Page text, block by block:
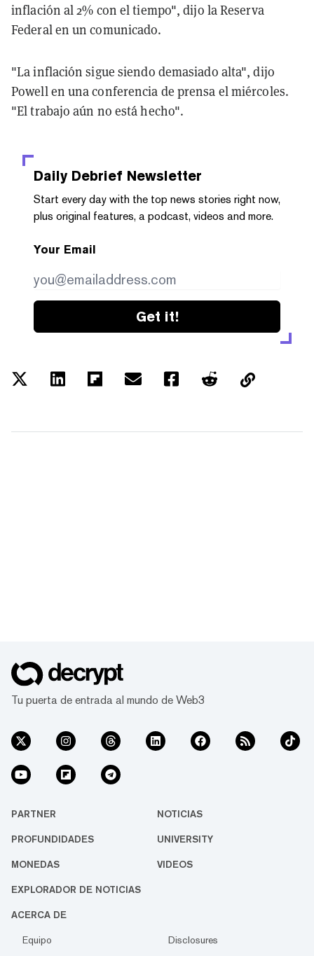
inflación al 2% con el tiempo", dijo la Reserva
Federal en un comunicado.
"La inflación sigue siendo demasiado alta", dijo
Powell en una conferencia de prensa el miércoles.
"El trabajo aún no está hecho".
Daily Debrief Newsletter
Start every day with the top news stories right now,
plus original features, a podcast, videos and more.
Your Email
Get it!
Tu puerta de entrada al mundo de Web3
PARTNER NOTICIAS
PROFUNDIDADES UNIVERSITY
MONEDAS VIDEOS
EXPLORADOR DE NOTICIAS
ACERCA DE
Equipo
Disclosures